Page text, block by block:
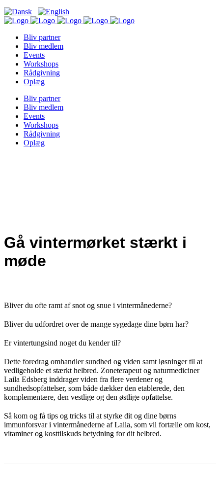
Bliv partner
Bliv medlem
Events
Workshops
Rådgivning
Oplæg
Bliv partner
Bliv medlem
Events
Workshops
Rådgivning
Oplæg
Gå vintermørket stærkt i
møde
Bliver du ofte ramt af snot og snue i vintermånederne?
Bliver du udfordret over de mange sygedage dine børn har?
Er vintertungsind noget du kender til?
Dette foredrag omhandler sundhed og viden samt løsninger til at
vedligeholde et stærkt helbred. Zoneterapeut og naturmediciner
Laila Edsberg inddrager viden fra flere verdener og
sundhedsopfattelser, som både dækker den etablerede, den
komplementære, den vestlige og den østlige opfattelse.
Så kom og få tips og tricks til at styrke dit og dine børns
immunforsvar i vintermånederne af Laila, som vil fortælle om kost,
vitaminer og kosttilskuds betydning for dit helbred.